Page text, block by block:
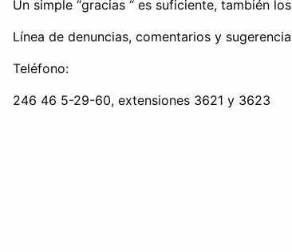
Un simple “gracias “ es suficiente, también
Línea de denuncias, comentarios y
Teléfono:
246 46 5-29-60, extensiones 3621 y 3623